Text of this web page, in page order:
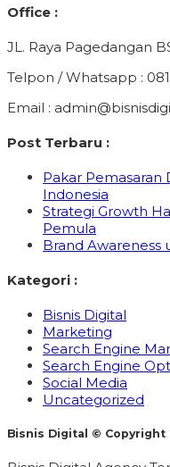
Office :
JL. Raya Pagedangan
Telpon / Whatsapp :
Email :
Post Terbaru :
Pakar Pemasaran
Indonesia
Strategi Growth
Pemula
Brand Awareness
Kategori :
Bisnis Digital
Marketing
Search Engine
Search Engine
Social Media
Uncategorized
Bisnis Digital © Copyright